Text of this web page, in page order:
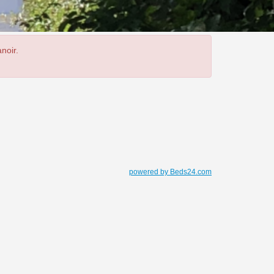
powered by Beds24.com